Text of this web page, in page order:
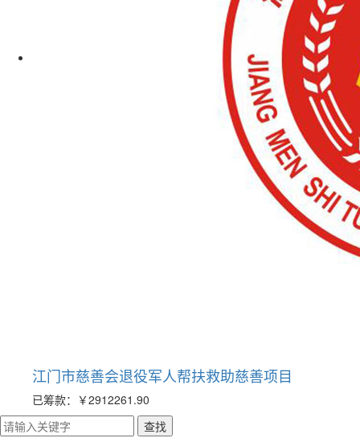
江门市慈善会退役军人帮扶救助慈善项目
已筹款： ￥2912261.90